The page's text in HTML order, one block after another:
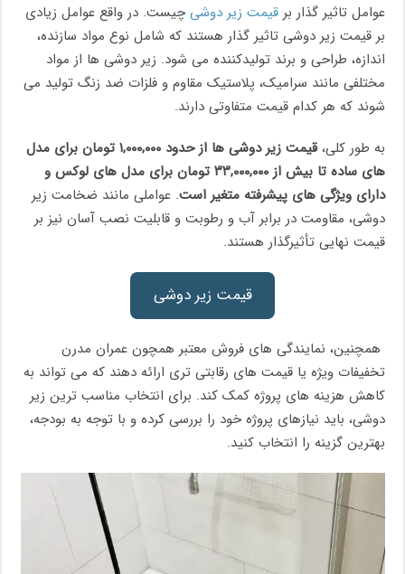
عوامل تاثیر گذار برقیمت زیر دوشیچیست. در واقع عوامل زیادی
بر قیمت زیر دوشی تاثیر گذار هستند که شامل نوع مواد سازنده،
اندازه، طراحی و برند تولیدکننده می ‌شود. زیر دوشی‌ ها از مواد
مختلفی مانند سرامیک، پلاستیک مقاوم و فلزات ضد زنگ تولید می
‌شوند که هر کدام قیمت متفاوتی دارند.
به طور کلی،
قیمت زیر دوشی‌ ها از حدود ۱,۰۰۰,۰۰۰ تومان برای مدل
های ساده تا بیش از ۳۳,۰۰۰,۰۰۰ تومان برای مدل ‌های لوکس و
دارای ویژگی‌ های پیشرفته متغیر است. عواملی مانند ضخامت زیر
دوشی، مقاومت در برابر آب و رطوبت و قابلیت نصب آسان نیز بر
قیمت نهایی تأثیرگذار هستند.
قیمت زیر دوشی
همچنین، نمایندگی‌ های فروش معتبر همچون عمران مدرن
تخفیفات ویژه یا قیمت‌ های رقابتی ‌تری ارائه دهند که می‌ تواند به
کاهش هزینه‌ های پروژه کمک کند. برای انتخاب مناسب‌ ترین زیر
دوشی، باید نیازهای پروژه خود را بررسی کرده و با توجه به بودجه،
بهترین گزینه را انتخاب کنید.